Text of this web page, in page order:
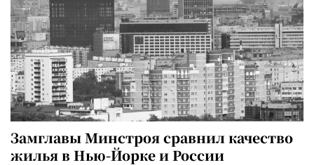
Замглавы Минстроя сравнил качество
жилья в Нью-Йорке и России